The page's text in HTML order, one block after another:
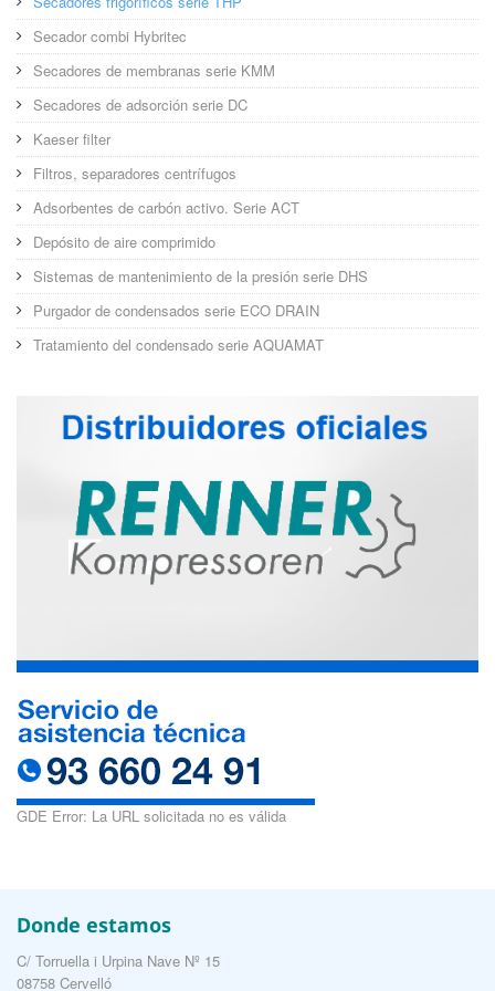
Secador combi Hybritec
Secadores de membranas serie KMM
Secadores de adsorción serie DC
Kaeser filter
Filtros, separadores centrífugos
Adsorbentes de carbón activo. Serie ACT
Depósito de aire comprimido
Sistemas de mantenimiento de la presión serie DHS
Purgador de condensados serie ECO DRAIN
Tratamiento del condensado serie AQUAMAT
GDE Error: La URL solicitada no es válida
Donde estamos
C/ Torruella i Urpina Nave Nº 15
08758 Cervelló